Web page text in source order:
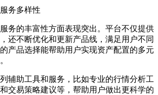
务多样性
务的丰富性方面表现突出。平台不仅提供
还不断优化和更新产品线，满足用户不同
产品选择能帮助用户实现资产配置的多元
辅助工具和服务，比如专业的行情分析工
交易策略建议等，帮助用户做出更科学的